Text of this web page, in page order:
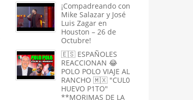
¡Compadreando con
Mike Salazar y José
Luis Zagar en
Houston – 26 de
Octubre!
🇪🇸 ESPAÑOLES
REACCIONAN 😂
POLO POLO VIAJE AL
RANCHO 🇲🇽 "CUL0
HUEVO P1TO"
**MORIMAS DE LA